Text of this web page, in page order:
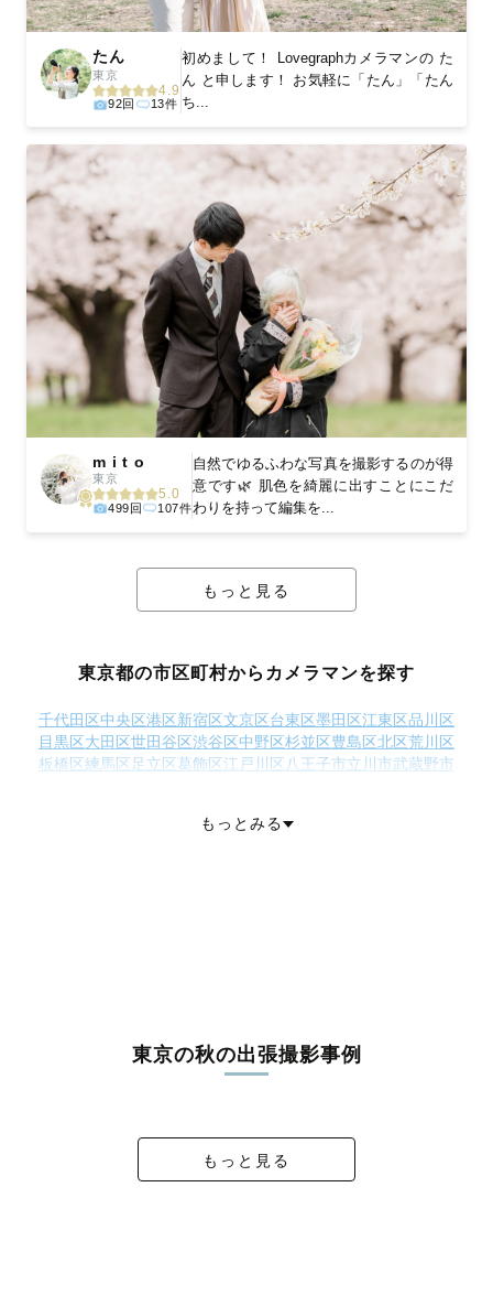
たん
東京
4.9
92回 13件
初めまして！ Lovegraphカメラマンの た
ん と申します！ お気軽に「たん」「たん
ち...
m i t o
東京
5.0
499回 107件
自然でゆるふわな写真を撮影するのが得
意です🌿 肌色を綺麗に出すことにこだ
わりを持って編集を...
もっと見る
東京都の市区町村からカメラマンを探す
千代田区中央区港区新宿区文京区台東区墨田区江東区品川区
目黒区大田区世田谷区渋谷区中野区杉並区豊島区北区荒川区
板橋区練馬区足立区葛飾区江戸川区 八王子市立川市武蔵野市
多摩市 稲城市羽村市
もっとみる
東京の秋の出張撮影事例
もっと見る